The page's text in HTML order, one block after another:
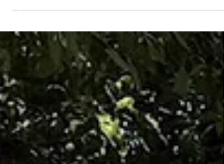
大根は味噌汁に（みそ汁には一人一匹煮干
ました。 りんごはムーンルージュという品
種で、子どもも大人も初めて見る色にびっ
りでした。 幼稚園では園内で採れた野菜や
くだものを食べますが、 時々いただいたも
のも食します。 卒園しても今の子どもたち
のことをきにかけてくださる想い、ありが
いです。